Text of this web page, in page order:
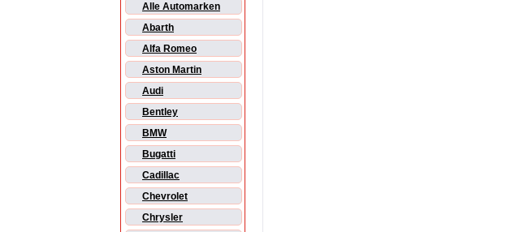
Alle Automarken
Abarth
Alfa Romeo
Aston Martin
Audi
Bentley
BMW
Bugatti
Cadillac
Chevrolet
Chrysler